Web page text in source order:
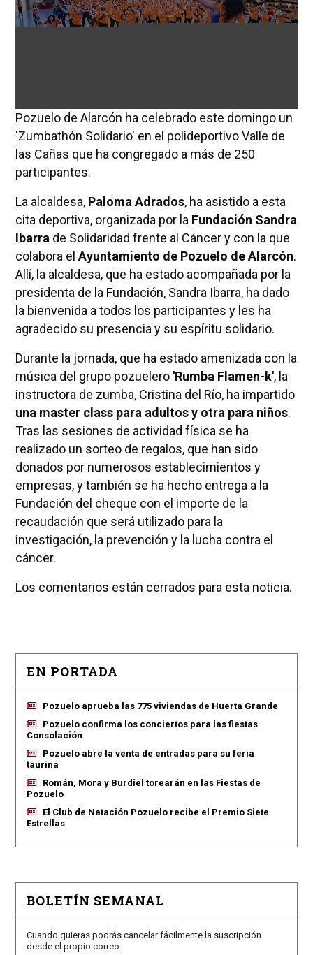
Pozuelo de Alarcón ha celebrado este domingo un
'Zumbathón Solidario' en el polideportivo Valle de
las Cañas que ha congregado a más de 250
participantes.
La alcaldesa, Paloma Adrados, ha asistido a esta
cita deportiva, organizada por la Fundación Sandra
Ibarra de Solidaridad frente al Cáncer y con la que
colabora el Ayuntamiento de Pozuelo de Alarcón.
Allí, la alcaldesa, que ha estado acompañada por la
presidenta de la Fundación, Sandra Ibarra, ha dado
la bienvenida a todos los participantes y les ha
agradecido su presencia y su espíritu solidario.
Durante la jornada, que ha estado amenizada con la
música del grupo pozuelero 'Rumba Flamen-k', la
instructora de zumba, Cristina del Río, ha impartido
una master class para adultos y otra para niños.
Tras las sesiones de actividad física se ha
realizado un sorteo de regalos, que han sido
donados por numerosos establecimientos y
empresas, y también se ha hecho entrega a la
Fundación del cheque con el importe de la
recaudación que será utilizado para la
investigación, la prevención y la lucha contra el
cáncer.
Los comentarios están cerrados para esta noticia.
EN PORTADA
Pozuelo aprueba las 775 viviendas de Huerta Grande
Pozuelo confirma los conciertos para las fiestas
Consolación
Pozuelo abre la venta de entradas para su feria
taurina
Román, Mora y Burdiel torearán en las Fiestas de
Pozuelo
El Club de Natación Pozuelo recibe el Premio Siete
Estrellas
BOLETÍN SEMANAL
Cuando quieras podrás cancelar fácilmente la suscripción
desde el propio correo.